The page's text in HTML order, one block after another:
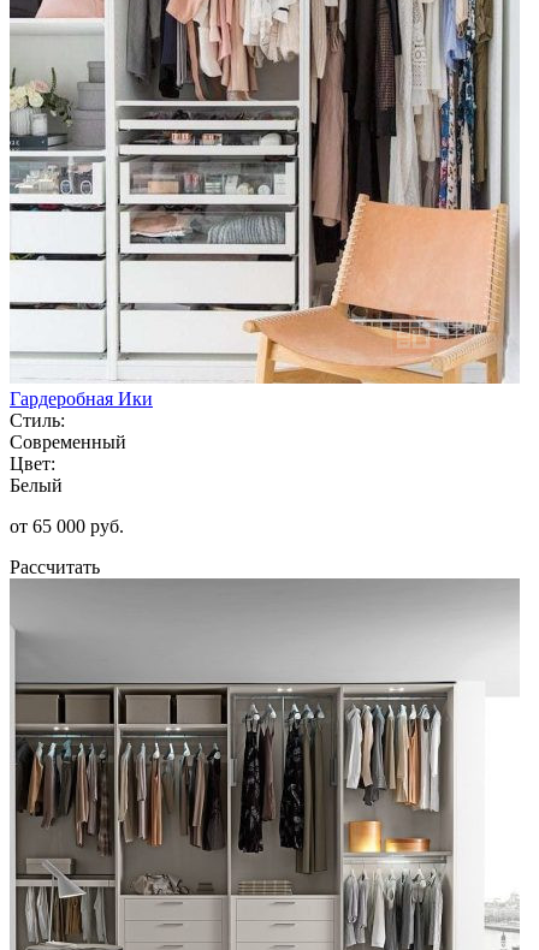
Гардеробная Ики
Стиль:
Современный
Цвет:
Белый
от 65 000 руб.
Рассчитать